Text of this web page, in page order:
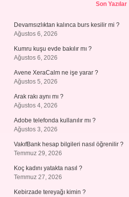
Son Yazılar
Devamsızlıktan kalınca burs kesilir mi ?
Ağustos 6, 2026
Kumru kuşu evde bakılır mı ?
Ağustos 6, 2026
Avene XeraCalm ne işe yarar ?
Ağustos 5, 2026
Arak rakı aynı mı ?
Ağustos 4, 2026
Adobe telefonda kullanılır mı ?
Ağustos 3, 2026
VakıfBank hesap bilgileri nasıl öğrenilir ?
Temmuz 29, 2026
Koç kadını yatakta nasıl ?
Temmuz 27, 2026
Kebirzade tereyağı kimin ?